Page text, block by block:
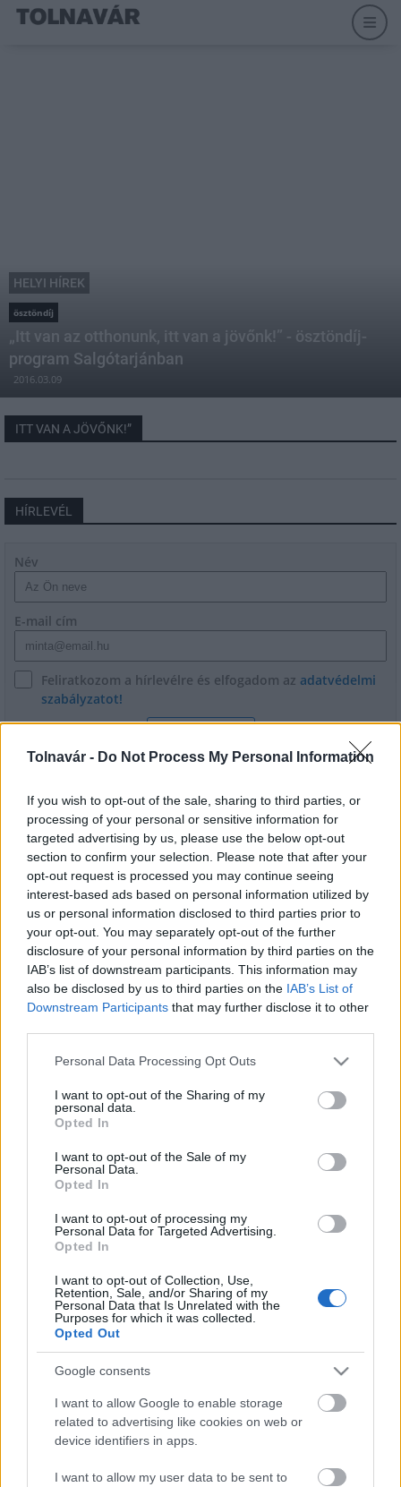
Tolnavár - Do Not Process My Personal Information
If you wish to opt-out of the sale, sharing to third parties, or
processing of your personal or sensitive information for
targeted advertising by us, please use the below opt-out
section to confirm your selection. Please note that after your
opt-out request is processed you may continue seeing
interest-based ads based on personal information utilized by
us or personal information disclosed to third parties prior to
your opt-out. You may separately opt-out of the further
disclosure of your personal information by third parties on the
IAB’s list of downstream participants. This information may
also be disclosed by us to third parties on the IAB’s List of
Downstream Participants that may further disclose it to other
Please note that this website/app uses one or more Google
not limited to your visit or usage behaviour. You may click to
grant or deny consent to Google and its third-party tags to
use your data for below specified purposes in below Google
consent section.
Personal Data Processing Opt Outs
I want to opt-out of the Sharing of my
personal data.
Opted In
I want to opt-out of the Sale of my
Personal Data.
Opted In
I want to opt-out of processing my
Personal Data for Targeted Advertising.
Opted In
I want to opt-out of Collection, Use,
Retention, Sale, and/or Sharing of my
Personal Data that Is Unrelated with the
Purposes for which it was collected.
Opted Out
Google consents
I want to allow Google to enable storage
related to advertising like cookies on web or
device identifiers in apps.
I want to allow my user data to be sent to
HELYI HÍREK
ösztöndíj
„Itt van az otthonunk, itt van a jövőnk!” - ösztöndíj-
program Salgótarjánban
2016.03.09
ITT VAN A JÖVŐNK!”
HÍRLEVÉL
Név
E-mail cím
Feliratkozom a hírlevélre és elfogadom az adatvédelmi
szabályzatot!
LEGFRISSEBB
Országos hírek
MEGÉRKEZETT AZ ESŐ A DUNA VÍZGYŰJTŐJÉRE
Országos hírek oktatás továbbképzés
Kecskeméten is szakirányú
továbbképzésekkel erősít a Gál Ferenc
Egyetem
A lakosságra is fontos szerep hárul a szúnyoginvázió
elkerülésében
Folytatódik a szúnyogírtás szerte az országban. Az ázsiai
tigrisszúnyog a vízhiány ellenére is talál szaporodási helyet a
vödrökben, gyermekjátékokban.
Országos hírek
Túlfogyasztás napja - július 30-ra felhasználta az
emberiség a Föld egész évre elegendő erőforrásait
Ma van idén a túlfogyasztás világnapja: az emberiség eddigre
használta fel mindazokat a természeti erőforrásokat, amelyeket
bolygónk egy év alatt képes megújítani. Ettől a naptól kezdve
ökológiai értelemben már „hitelből élünk” – hívta fel a figyelmet
közleményében a WWF Magyarország.
HIRDETÉS